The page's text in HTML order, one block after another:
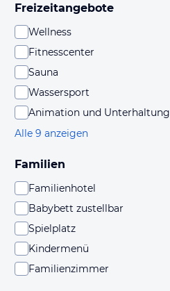
Freizeitangebote
Wellness
Fitnesscenter
Sauna
Wassersport
Animation und Unterhaltung
Alle 9 anzeigen
Familien
Familienhotel
Babybett zustellbar
Spielplatz
Kindermenü
Familienzimmer